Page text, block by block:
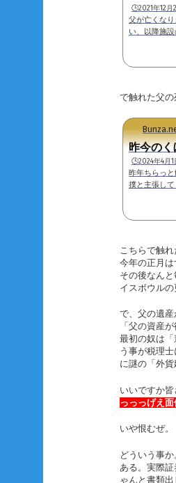
🕒️2021年12月
父が亡くな
い、以降施
の検死を受
で触れた父の
昨今の
🕒️2024年4月1
昨年ちらっ
撲と主張し
再入院する
こちらで触
今年の正月は
その後なん
イスボウルの
で、父の遺
「父の資産
最初の奴は
う事が税理
に謎の「外貨
いいですか
っっっげえ
いや恨むぜ。
どういう事
ある。実際
ゃんと書類出